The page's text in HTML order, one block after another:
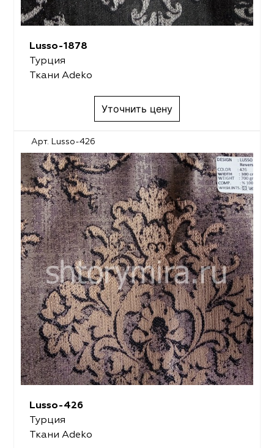
Lusso-1878
Турция
Ткани Adeko
Уточнить цену
Арт. Lusso-426
Lusso-426
Турция
Ткани Adeko